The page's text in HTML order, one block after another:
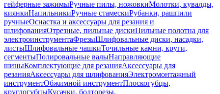
гейферные зажимыРучные пилы, ножовкиМолотки, кувалды,
киянкиНапильникиРучные стамескиРубанки, рашпили
ручныеОснастка и аксессуары для резания и
шлифованияОтрезные, пильные дискиПильные полотна для
электроинструментаФрезыШлифовальные диски, насадки,
листыШлифовальные чашкиТочильные камни, круги,
сегментыПолировальные валыНаправляющие
шиныКомплектующие для резанияАксессуары для
резанияАксессуары для шлифованияЭлектромонтажный
инструментОбжимной инструментПлоскогубцы,
круглогубцыКусачки, болторезы,